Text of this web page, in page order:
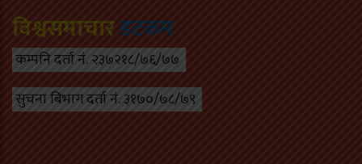
विश्वसमाचारडटकम
कम्पनि दर्ता नं. २३७२१८/७६/७७
सुचना बिभाग दर्ता नं. ३१७०/७८/७९